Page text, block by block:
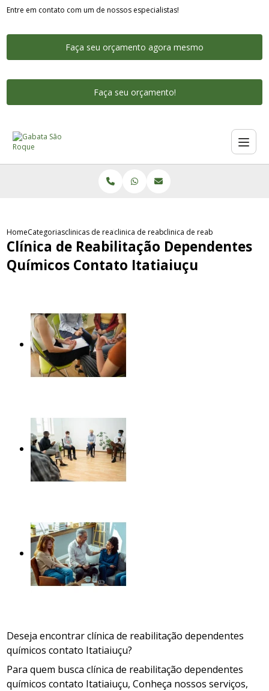
Entre em contato com um de nossos especialistas!
Faça seu orçamento agora mesmo
Faça seu orçamento!
HomeCategoriasclinicas de reabilitacao para dependentes quimicos
clinica de reabilitacao para dependente
clinica de reabilitacao
Clínica de Reabilitação Dependentes
Químicos Contato Itatiaiuçu
Deseja encontrar clínica de reabilitação dependentes
químicos contato Itatiaiuçu?
Para quem busca clínica de reabilitação dependentes
químicos contato Itatiaiuçu, Conheça nossos serviços,